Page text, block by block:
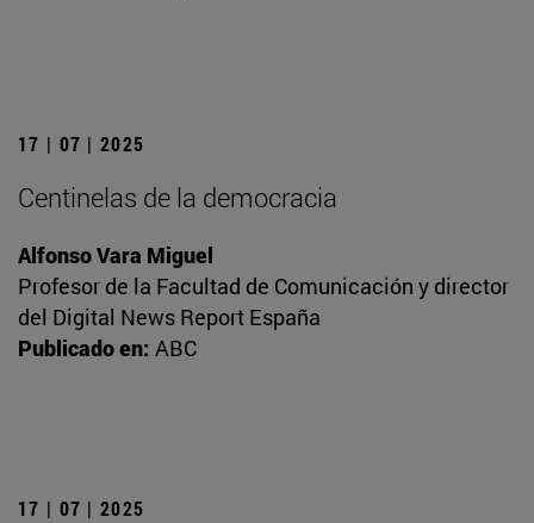
17 | 07 | 2025
Centinelas de la democracia
Alfonso Vara Miguel
Profesor de la Facultad de Comunicación y director
del Digital News Report España
Publicado en: ABC
17 | 07 | 2025